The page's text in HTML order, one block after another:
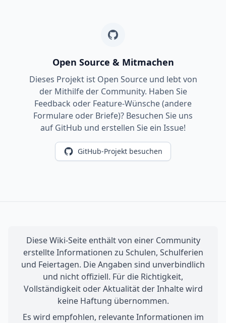
Open Source & Mitmachen
Dieses Projekt ist Open Source und lebt von
der Mithilfe der Community. Haben Sie
Feedback oder Feature-Wünsche (andere
Formulare oder Briefe)? Besuchen Sie uns
auf GitHub und erstellen Sie ein Issue!
GitHub-Projekt besuchen
Diese Wiki-Seite enthält von einer Community
erstellte Informationen zu Schulen, Schulferien
und Feiertagen. Die Angaben sind unverbindlich
und nicht offiziell. Für die Richtigkeit,
Vollständigkeit oder Aktualität der Inhalte wird
keine Haftung übernommen.
Es wird empfohlen, relevante Informationen im